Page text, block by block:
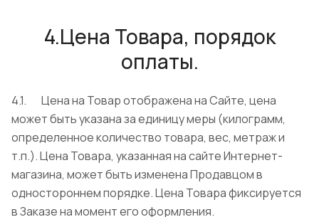
4.Цена Товара, порядок
оплаты.
4.1. Цена на Товар отображена на Сайте, цена
может быть указана за единицу меры (килограмм,
определенное количество товара, вес, метраж и
т.п.). Цена Товара, указанная на сайте Интернет-
магазина, может быть изменена Продавцом в
одностороннем порядке. Цена Товара фиксируется
в Заказе на момент его оформления.